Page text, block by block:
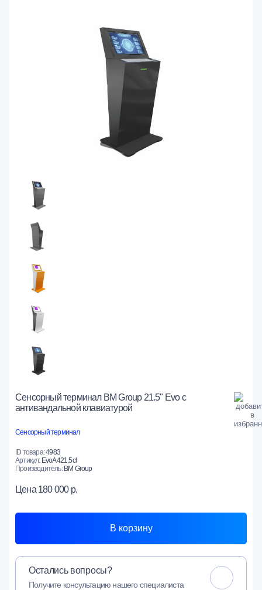
Сенсорный терминал BM Group 21.5" Evo c
антивандальной клавиатурой
Сенсорный терминал
ID товара:4983
Артикул: EvoА421.5cl
Производитель:BM Group
Цена 180 000 р.
В корзину
Остались вопросы?
Получите консультацию нашего специалиста